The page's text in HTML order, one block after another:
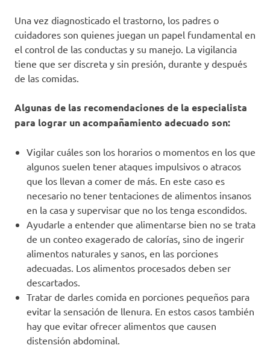
Una vez diagnosticado el trastorno, los padres o
cuidadores son quienes juegan un papel fundamental en
el control de las conductas y su manejo. La vigilancia
tiene que ser discreta y sin presión, durante y después
de las comidas.
Algunas de las recomendaciones de la especialista
para lograr un acompañamiento adecuado son:
Vigilar cuáles son los horarios o momentos en los que
algunos suelen tener ataques impulsivos o atracos
que los llevan a comer de más. En este caso es
necesario no tener tentaciones de alimentos insanos
en la casa y supervisar que no los tenga escondidos.
Ayudarle a entender que alimentarse bien no se trata
de un conteo exagerado de calorías, sino de ingerir
alimentos naturales y sanos, en las porciones
adecuadas. Los alimentos procesados deben ser
descartados.
Tratar de darles comida en porciones pequeños para
evitar la sensación de llenura. En estos casos también
hay que evitar ofrecer alimentos que causen
distensión abdominal.